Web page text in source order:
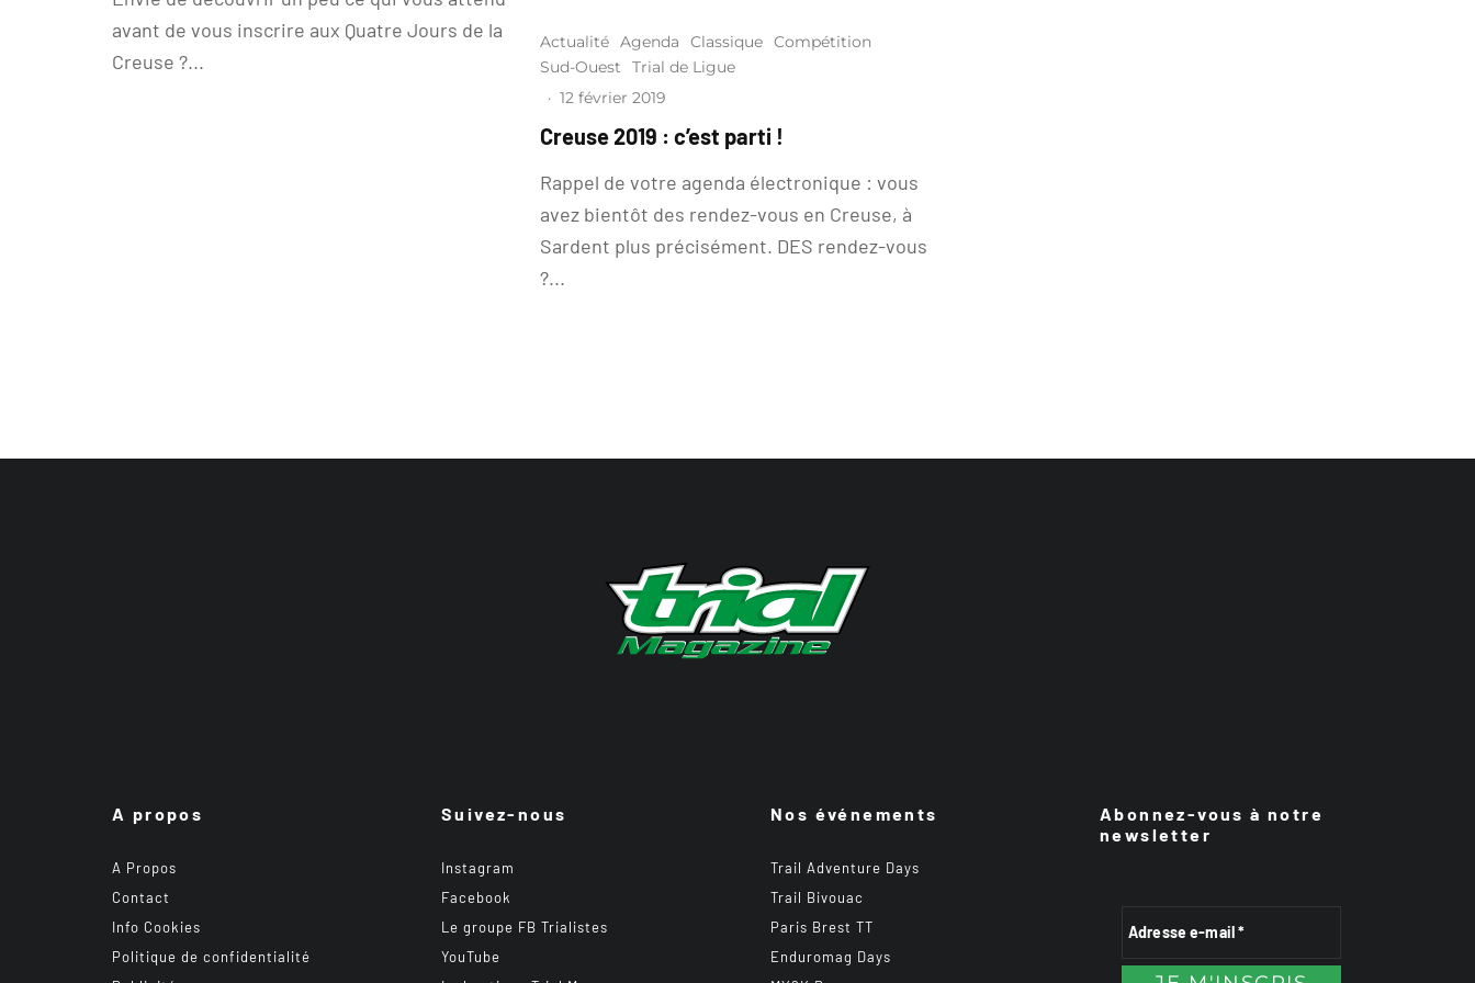
avant de vous inscrire aux Quatre Jours de la
Creuse ?...
Actualité Agenda Classique Compétition
Sud-Ouest
Trial de Ligue
· 12 février 2019
Creuse 2019 : c’est parti !
Rappel de votre agenda électronique : vous
avez bientôt des rendez-vous en Creuse, à
Sardent plus précisément. DES rendez-vous
?...
A propos
A Propos
Contact
Info Cookies
Politique de confidentialité
Suivez-nous
Instagram
Facebook
Le groupe FB Trialistes
YouTube
Nos événements
Trail Adventure Days
Trail Bivouac
Paris Brest TT
Enduromag Days
Abonnez-vous à notre
newsletter